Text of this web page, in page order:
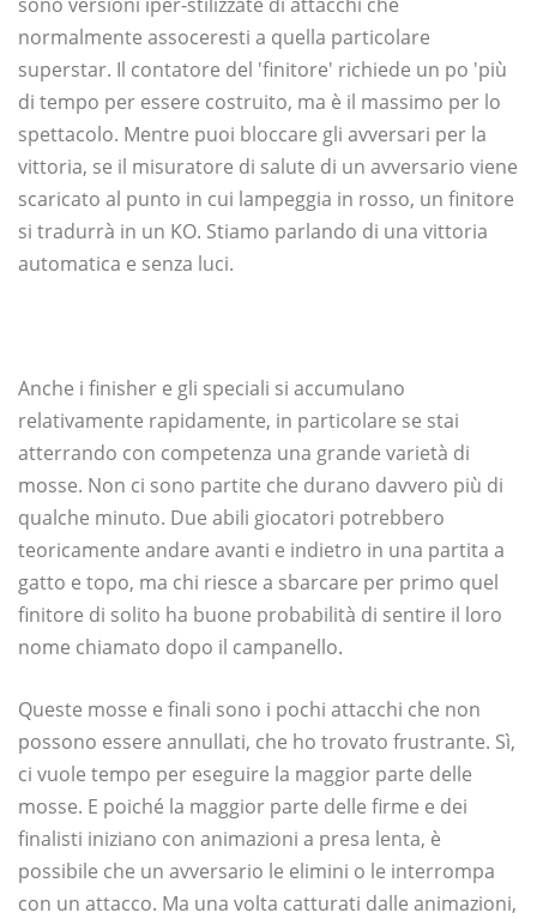
normalmente assoceresti a quella particolare
superstar. Il contatore del 'finitore' richiede un po 'più
di tempo per essere costruito, ma è il massimo per lo
spettacolo. Mentre puoi bloccare gli avversari per la
vittoria, se il misuratore di salute di un avversario viene
scaricato al punto in cui lampeggia in rosso, un finitore
si tradurrà in un KO. Stiamo parlando di una vittoria
automatica e senza luci.
Anche i finisher e gli speciali si accumulano
relativamente rapidamente, in particolare se stai
atterrando con competenza una grande varietà di
mosse. Non ci sono partite che durano davvero più di
qualche minuto. Due abili giocatori potrebbero
teoricamente andare avanti e indietro in una partita a
gatto e topo, ma chi riesce a sbarcare per primo quel
finitore di solito ha buone probabilità di sentire il loro
nome chiamato dopo il campanello.
Queste mosse e finali sono i pochi attacchi che non
possono essere annullati, che ho trovato frustrante. Sì,
ci vuole tempo per eseguire la maggior parte delle
mosse. E poiché la maggior parte delle firme e dei
finalisti iniziano con animazioni a presa lenta, è
possibile che un avversario le elimini o le interrompa
con un attacco. Ma una volta catturati dalle animazioni,